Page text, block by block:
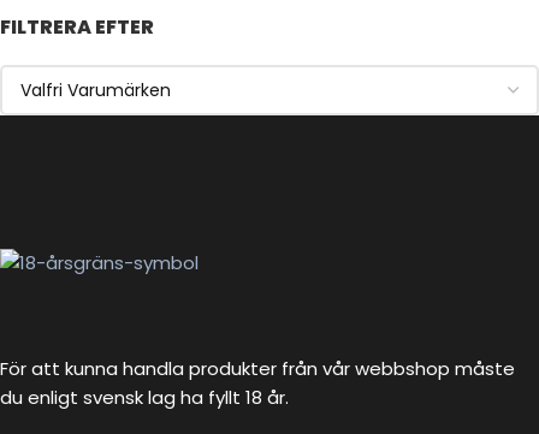
FILTRERA EFTER
För att kunna handla produkter från vår webbshop måste
du enligt svensk lag ha fyllt 18 år.